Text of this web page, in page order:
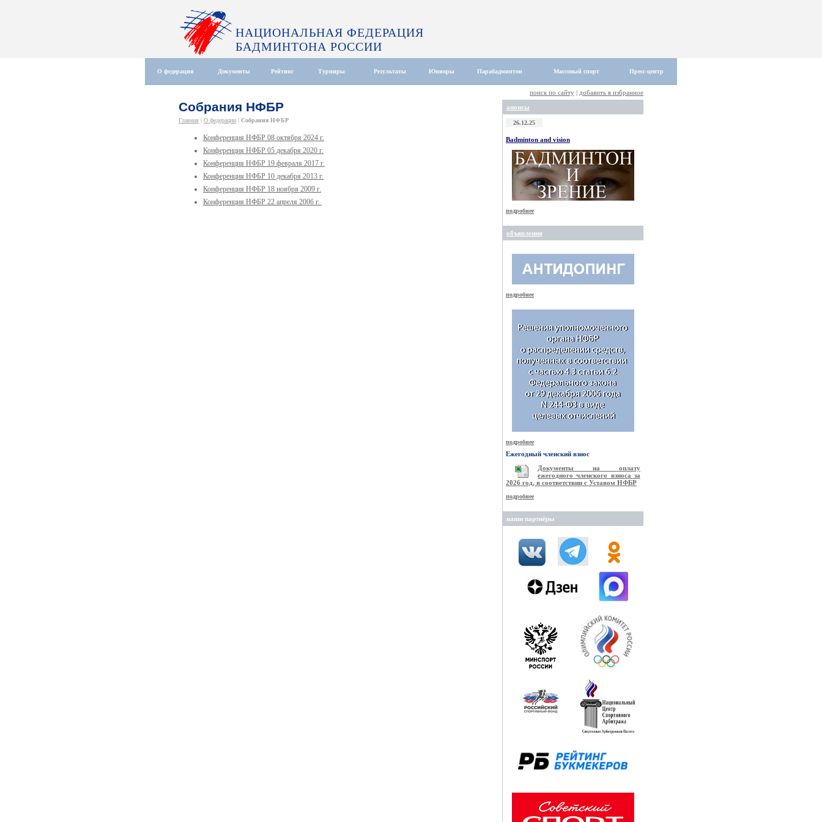
НАЦИОНАЛЬНАЯ ФЕДЕРАЦИЯ
БАДМИНТОНА РОССИИ
О федерации Документы Рейтинг Турниры Результаты Юниоры Парабадминтон Массовый спорт Пресс-центр
поиск по сайту | добавить в избранное
Собрания НФБР
Главная | О федерации | Собрания НФБР
Конференция НФБР 08 октября 2024 г.
Конференция НФБР 05 декабря 2020 г.
Конференция НФБР 19 февраля 2017 г.
Конференция НФБР 10 декабря 2013 г.
Конференция НФБР 18 ноября 2009 г.
Конференция НФБР 22 апреля 2006 г.
анонсы
26.12.25
Badminton and vision
подробнее
объявления
подробнее
подробнее
Ежегодный членский взнос
Документы на оплату
ежегодного членского взноса за
2026 год, в соответствии с Уставом НФБР
подробнее
наши партнёры